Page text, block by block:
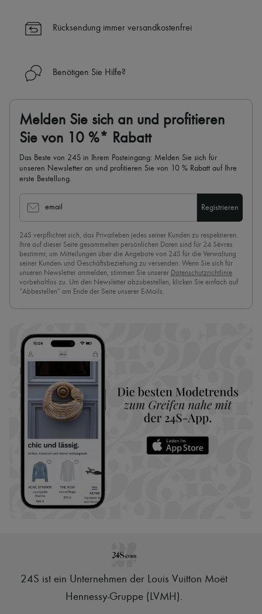
die Uhr (24h/24)
Mehr erfahren über 24S, ein Haus aus der LVMH-Gruppe
Rücksendung immer versandkostenfrei
Benötigen Sie Hilfe?
Melden Sie sich an und profitieren
Sie von 10 %* Rabatt
Das Beste von 24S in Ihrem Posteingang: Melden Sie sich für
unseren Newsletter an und profitieren Sie von 10 % Rabatt auf Ihre
erste Bestellung.
email Registrieren
24S verpflichtet sich, das Privatleben jedes seiner Kunden zu respektieren.
Ihre auf dieser Seite gesammelten persönlichen Daten sind für 24 Sèvres
bestimmt, um Mitteilungen über die Angebote von 24S für die Verwaltung
seiner Kunden- und Geschäftsbeziehung zu versenden. Wenn Sie sich für
unseren Newsletter anmelden, stimmen Sie unserer Datenschutzrichtlinie
vorbehaltlos zu. Um den Newsletter abzubestellen, klicken Sie einfach auf
“Abbestellen” am Ende der Seite unserer E-Mails.
24S ist ein Unternehmen der Louis Vuitton Moët
Hennessy-Gruppe (LVMH).